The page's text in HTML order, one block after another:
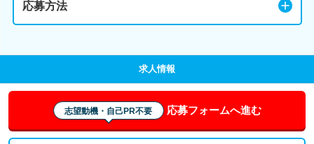
応募方法
求人情報
志望動機・自己PR不要 応募フォームへ進む